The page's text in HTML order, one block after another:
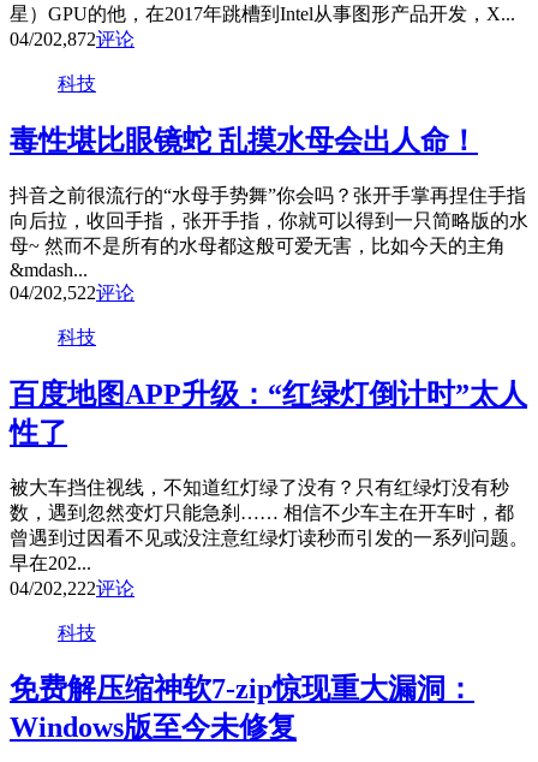
星）GPU的他，在2017年跳槽到Intel从事图形产品开发，X...
04/202,872评论
科技
毒性堪比眼镜蛇 乱摸水母会出人命！
抖音之前很流行的“水母手势舞”你会吗？张开手掌再捏住手指
向后拉，收回手指，张开手指，你就可以得到一只简略版的水
母~ 然而不是所有的水母都这般可爱无害，比如今天的主角
&mdash...
04/202,522评论
科技
百度地图APP升级：“红绿灯倒计时”太人
性了
被大车挡住视线，不知道红灯绿了没有？只有红绿灯没有秒
数，遇到忽然变灯只能急刹…… 相信不少车主在开车时，都
曾遇到过因看不见或没注意红绿灯读秒而引发的一系列问题。
早在202...
04/202,222评论
科技
免费解压缩神软7-zip惊现重大漏洞：
Windows版至今未修复